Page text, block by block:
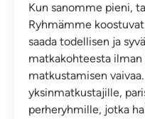
Kun sanomme pieni,
Ryhmämme
saada todellisen ja
matkakohteesta ilman
matkustamisen
yksinmatkustajille,
perheryhmille, jotka